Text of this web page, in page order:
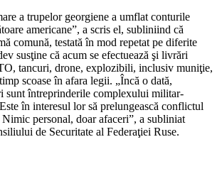
a trupelor georgiene a umflat conturile
americane”, a scris el, subliniind că
comună, testată în mod repetat pe diferite
susţine că acum se efectuează şi livrări
tancuri, drone, explozibili, inclusiv muniţie,
scoase în afara legii. „Încă o dată,
sunt întreprinderile complexului militar-
în interesul lor să prelungească conflictul
personal, doar afaceri”, a subliniat
de Securitate al Federaţiei Ruse.